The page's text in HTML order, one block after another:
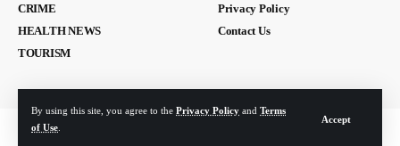
By using this site, you agree to the Privacy Policy and Terms
of Use
Accept
CRIME
HEALTH NEWS
TOURISM
Privacy Policy
Contact Us